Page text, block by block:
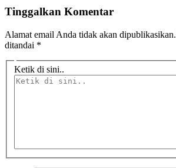
Tinggalkan Komentar
Alamat email Anda tidak akan dipublikasikan.
ditandai *
Ketik di sini..